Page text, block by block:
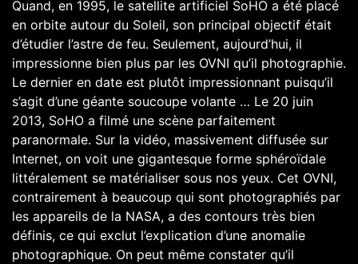
Quand, en 1995, le satellite artificiel SoHO a été placé
en orbite autour du Soleil, son principal objectif était
d’étudier l’astre de feu. Seulement, aujourd’hui, il
impressionne bien plus par les OVNI qu’il photographie.
Le dernier en date est plutôt impressionnant puisqu’il
s’agit d’une géante soucoupe volante … Le 20 juin
2013, SoHO a filmé une scène parfaitement
paranormale. Sur la vidéo, massivement diffusée sur
Internet, on voit une gigantesque forme sphéroïdale
littéralement se matérialiser sous nos yeux. Cet OVNI,
contrairement à beaucoup qui sont photographiés par
les appareils de la NASA, a des contours très bien
définis, ce qui exclut l’explication d’une anomalie
photographique. On peut même constater qu’il